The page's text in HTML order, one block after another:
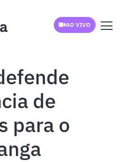
AO VIVO
de
para o